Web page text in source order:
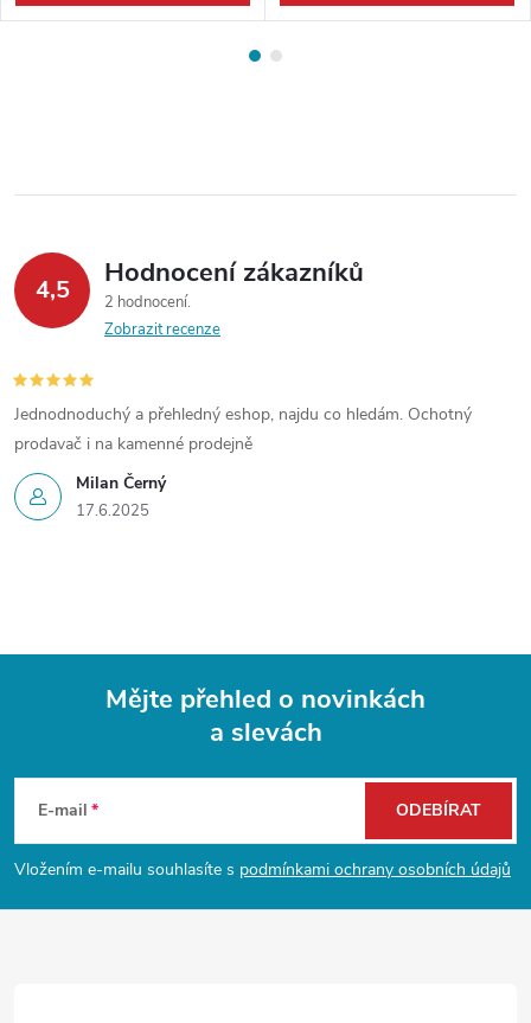
4,5 Hodnocení zákazníků
2 hodnocení
Zobrazit recenze
Milan Černý
17.6.2025
Jednodnoduchý a přehledný eshop, najdu co hledám. Ochotný
prodavač i na kamenné prodejně
p
Mějte přehled o novinkách
a slevách
E-mail
Vložením e-mailu souhlasíte s podmínkami ochrany osobních údajů
ODEBÍRAT